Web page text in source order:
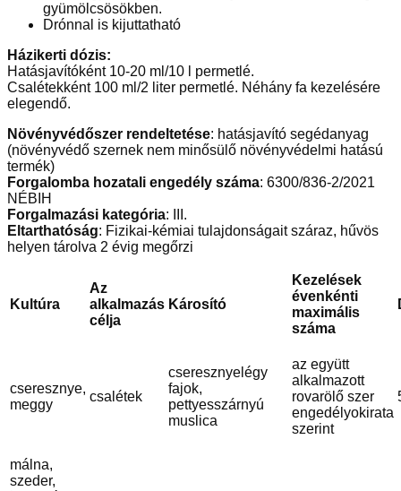
gyümölcsösökben.
Drónnal is kijuttatható
Házikerti dózis:
Hatásjavítóként 10-20 ml/10 l permetlé.
Csalétekként 100 ml/2 liter permetlé. Néhány fa kezelésére
elegendő.
Növényvédőszer rendeltetése: hatásjavító segédanyag
(növényvédő szernek nem minősülő növényvédelmi hatású
termék)
Forgalomba hozatali engedély száma: 6300/836-2/2021
NÉBIH
Forgalmazási kategória: III.
Eltarthatóság: Fizikai-kémiai tulajdonságait száraz, hűvös
helyen tárolva 2 évig megőrzi
Kultúra
Az
alkalmazás
célja
Károsító
Kezelések
évenkénti
maximális
száma
cseresznye,
meggy
csalétek
cseresznyelégy
fajok,
pettyesszárnyú
muslica
az együtt
alkalmazott
rovarölő szer
engedélyokirata
szerint
málna,
szeder,